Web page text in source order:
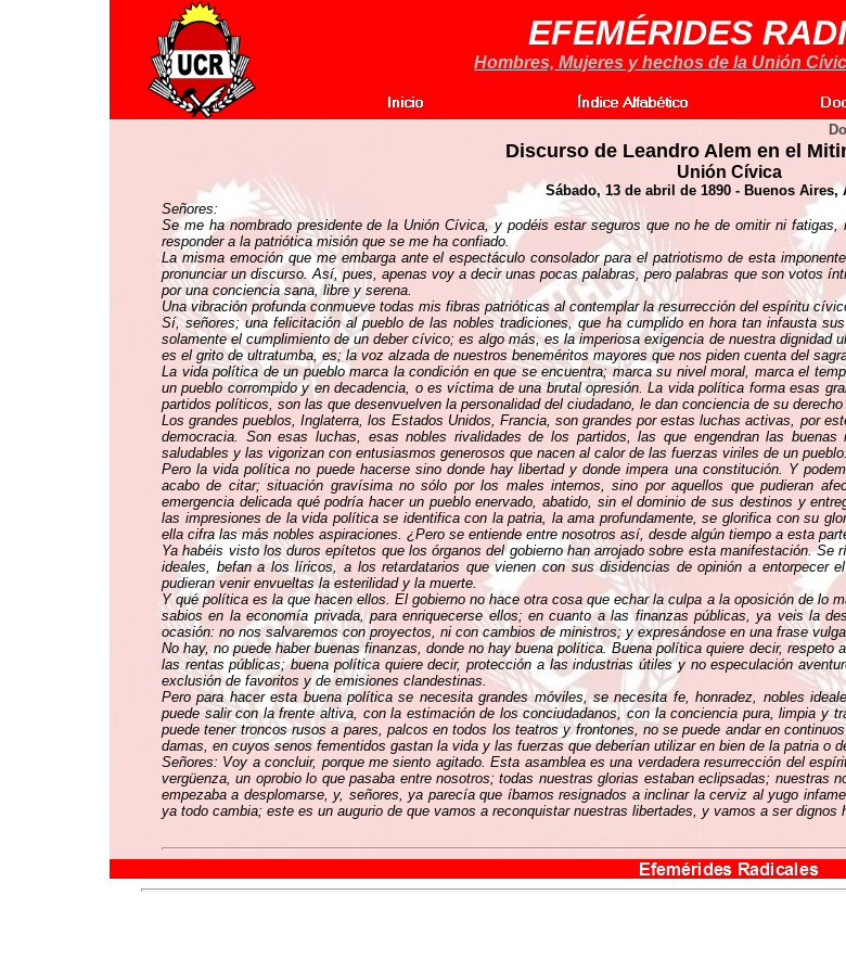
EFEMÉRIDES
Hombres, Mujeres y hechos de la Unión
Discurso de Leandro Alem en el
Unión Cívica
Sábado, 13 de abril de 1890 - Buenos Aires,
Señores:
Se me ha nombrado presidente de la Unión Cívica, y podéis estar seguros que no he de omitir ni
responder a la patriótica misión que se me ha confiado.
La misma emoción que me embarga ante el espectáculo consolador para el patriotismo de esta
pronunciar un discurso. Así, pues, apenas voy a decir unas pocas palabras, pero palabras que son votos
por una conciencia sana, libre y serena.
Una vibración profunda conmueve todas mis fibras patrióticas al contemplar la resurrección del espíritu
Sí, señores; una felicitación al pueblo de las nobles tradiciones, que ha cumplido en hora tan infausta
solamente el cumplimiento de un deber cívico; es algo más, es la imperiosa exigencia de nuestra dignidad
es el grito de ultratumba, es; la voz alzada de nuestros beneméritos mayores que nos piden cuenta del
La vida política de un pueblo marca la condición en que se encuentra; marca su nivel moral, marca el
un pueblo corrompido y en decadencia, o es víctima de una brutal opresión. La vida política forma esas
partidos políticos, son las que desenvuelven la personalidad del ciudadano, le dan conciencia de su
Los grandes pueblos, Inglaterra, los Estados Unidos, Francia, son grandes por estas luchas activas, por
democracia. Son esas luchas, esas nobles rivalidades de los partidos, las que engendran las
saludables y las vigorizan con entusiasmos generosos que nacen al calor de las fuerzas viriles de un pueblo.
Pero la vida política no puede hacerse sino donde hay libertad y donde impera una constitución. Y
acabo de citar; situación gravísima no sólo por los males internos, sino por aquellos que pudieran
emergencia delicada qué podría hacer un pueblo enervado, abatido, sin el dominio de sus destinos y
las impresiones de la vida política se identifica con la patria, la ama profundamente, se glorifica con su
ella cifra las más nobles aspiraciones. ¿Pero se entiende entre nosotros así, desde algún tiempo a esta
Ya habéis visto los duros epítetos que los órganos del gobierno han arrojado sobre esta manifestación.
ideales, befan a los líricos, a los retardatarios que vienen con sus disidencias de opinión a entorpecer
pudieran venir envueltas la esterilidad y la muerte.
Y qué política es la que hacen ellos. El gobierno no hace otra cosa que echar la culpa a la oposición de lo
sabios en la economía privada, para enriquecerse ellos; en cuanto a las finanzas públicas, ya veis la
ocasión: no nos salvaremos con proyectos, ni con cambios de ministros; y expresándose en una frase
No hay, no puede haber buenas finanzas, donde no hay buena política. Buena política quiere decir,
las rentas públicas; buena política quiere decir, protección a las industrias útiles y no especulación
exclusión de favoritos y de emisiones clandestinas.
Pero para hacer esta buena política se necesita grandes móviles, se necesita fe, honradez, nobles
puede salir con la frente altiva, con la estimación de los conciudadanos, con la conciencia pura, limpia y
puede tener troncos rusos a pares, palcos en todos los teatros y frontones, no se puede andar en
damas, en cuyos senos fementidos gastan la vida y las fuerzas que deberían utilizar en bien de la patria o
Señores: Voy a concluir, porque me siento agitado. Esta asamblea es una verdadera resurrección del
vergüenza, un oprobio lo que pasaba entre nosotros; todas nuestras glorias estaban eclipsadas; nuestras
empezaba a desplomarse, y, señores, ya parecía que íbamos resignados a inclinar la cerviz al yugo
ya todo cambia; este es un augurio de que vamos a reconquistar nuestras libertades, y vamos a ser